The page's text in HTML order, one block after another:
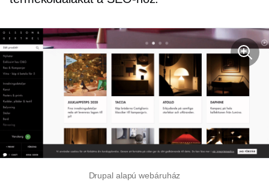
Drupal alapú webáruház